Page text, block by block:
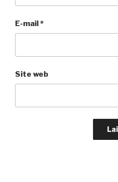
E-mail*
Site web